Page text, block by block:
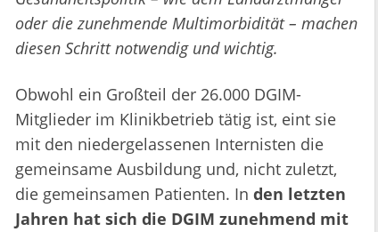
oder die zunehmende Multimorbidität – machen
diesen Schritt notwendig und wichtig.
Obwohl ein Großteil der 26.000 DGIM-
Mitglieder im Klinikbetrieb tätig ist, eint sie
mit den niedergelassenen Internisten die
gemeinsame Ausbildung und, nicht zuletzt,
die gemeinsamen Patienten. In den letzten
Jahren hat sich die DGIM zunehmend mit